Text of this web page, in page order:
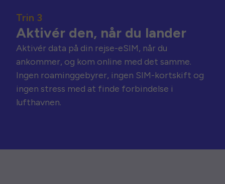
Trin 3
Aktivér den, når du lander
Aktivér data på din rejse-eSIM, når du
ankommer, og kom online med det samme.
Ingen roaminggebyrer, ingen SIM-kortskift og
ingen stress med at finde forbindelse i
lufthavnen.